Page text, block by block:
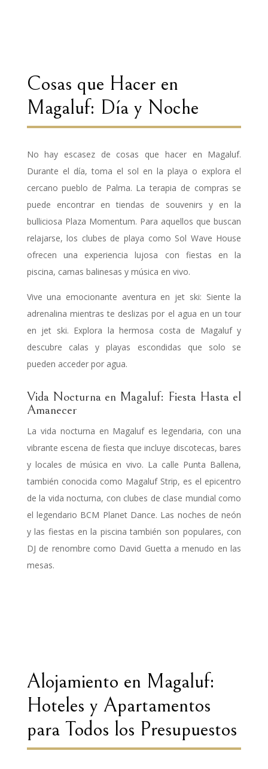
Cosas que Hacer en
Magaluf: Día y Noche
No hay escasez de cosas que hacer en Magaluf.
Durante el día, toma el sol en la playa o explora el
cercano pueblo de Palma. La terapia de compras se
puede encontrar en tiendas de souvenirs y en la
bulliciosa Plaza Momentum. Para aquellos que buscan
relajarse, los clubes de playa como Sol Wave House
ofrecen una experiencia lujosa con fiestas en la
piscina, camas balinesas y música en vivo.
Vive una emocionante aventura en jet ski: Siente la
adrenalina mientras te deslizas por el agua en un tour
en jet ski. Explora la hermosa costa de Magaluf y
descubre calas y playas escondidas que solo se
pueden acceder por agua.
Vida Nocturna en Magaluf: Fiesta Hasta el
Amanecer
La vida nocturna en Magaluf es legendaria, con una
vibrante escena de fiesta que incluye discotecas, bares
y locales de música en vivo. La calle Punta Ballena,
también conocida como Magaluf Strip, es el epicentro
de la vida nocturna, con clubes de clase mundial como
el legendario BCM Planet Dance. Las noches de neón
y las fiestas en la piscina también son populares, con
DJ de renombre como David Guetta a menudo en las
mesas.
Alojamiento en Magaluf:
Hoteles y Apartamentos
para Todos los Presupuestos